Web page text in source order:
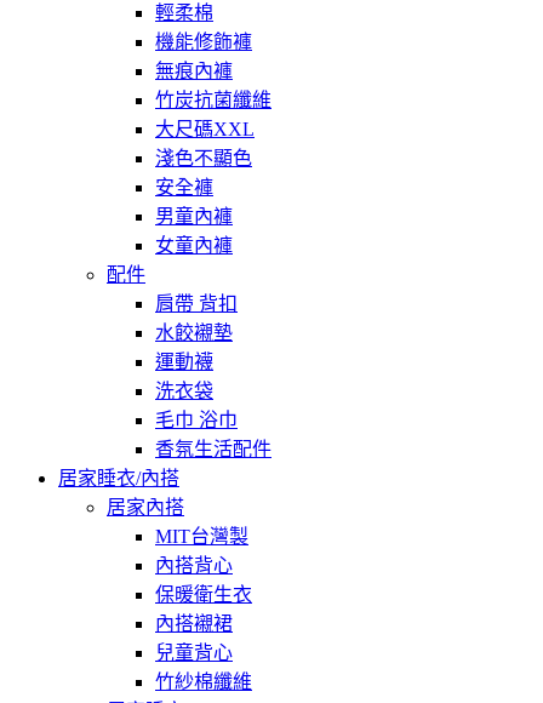
輕柔棉
機能修飾褲
無痕內褲
竹炭抗菌纖維
大尺碼XXL
淺色不顯色
安全褲
男童內褲
女童內褲
配件
肩帶 背扣
水餃襯墊
運動襪
洗衣袋
毛巾 浴巾
香氛生活配件
居家睡衣/內搭
居家內搭
MIT台灣製
內搭背心
保暖衛生衣
內搭襯裙
兒童背心
竹紗棉纖維